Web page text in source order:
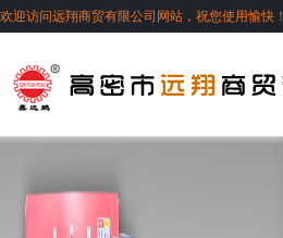
欢迎访问远翔商贸有限公司网站，祝您使用愉快！